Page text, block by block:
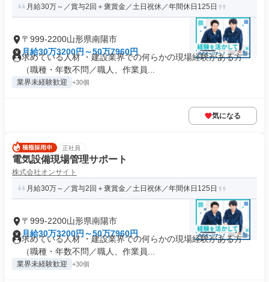
月給30万～／賞与2回＋褒賞金／土日祝休／年間休日125日
〒999-2200山形県南陽市
月給30万3200円～50万7960円
求めている人材 ・建設業界での何らかの現場経験がある方
（職種・年数不問／職人、作業員...
業界未経験歓迎 +30個
気になる
正社員
電気設備現場管理サポート
株式会社オンサイト
月給30万～／賞与2回＋褒賞金／土日祝休／年間休日125日
〒999-2200山形県南陽市
月給30万3200円～50万7960円
求めている人材 ・建設業界での何らかの現場経験がある方
（職種・年数不問／職人、作業員...
業界未経験歓迎 +30個